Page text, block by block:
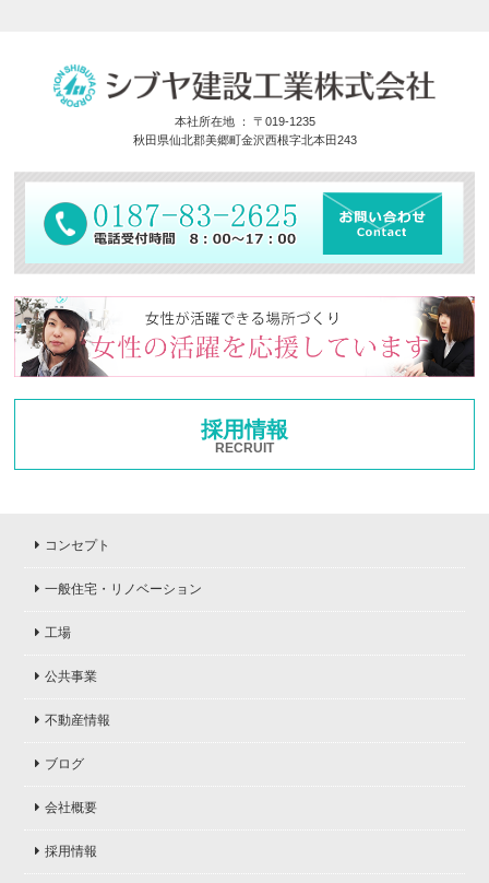
本社所在地 ： 〒019-1235
秋田県仙北郡美郷町金沢西根字北本田243
採用情報
RECRUIT
コンセプト
一般住宅・リノベーション
工場
公共事業
不動産情報
ブログ
会社概要
採用情報